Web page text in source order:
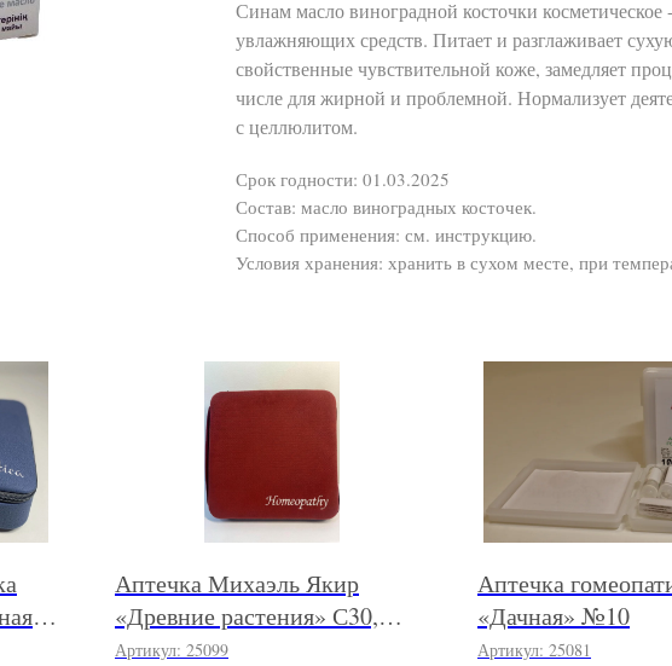
Синам масло виноградной косточки
увлажняющих средств. Питает и разглаживает
свойственные чувствительной коже, замедляет
числе для жирной и проблемной. Нормализует
с целлюлитом.
Срок годности: 01.03.2025
Состав: масло виноградных косточек.
Способ применения: см. инструкцию.
Условия хранения: хранить в сухом месте, при
Аптечка Михаэль Якир
«Древние растения» С30,
№50
Артикул: 25099
Аптечка
«Дачная» №10
Артикул: 25081